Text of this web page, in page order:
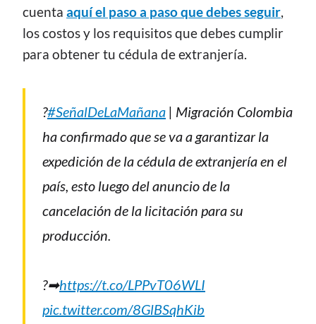
cuenta aquí el paso a paso que debes seguir,
los costos y los requisitos que debes cumplir
para obtener tu cédula de extranjería.
?#SeñalDeLaMañana | Migración Colombia
ha confirmado que se va a garantizar la
expedición de la cédula de extranjería en el
país, esto luego del anuncio de la
cancelación de la licitación para su
producción.
?➡https://t.co/LPPvT06WLI
pic.twitter.com/8GlBSqhKib